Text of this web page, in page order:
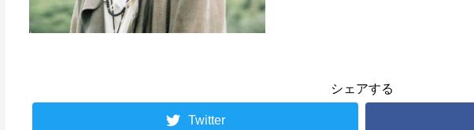
シェアする
Twitter